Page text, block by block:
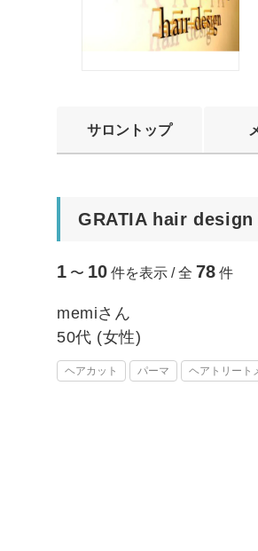
サロントップ
GRATIA hair design
1 〜 10 件を表示 / 全 78 件
memiさん
50代 (女性)
ヘアカット パーマ ヘアトリート